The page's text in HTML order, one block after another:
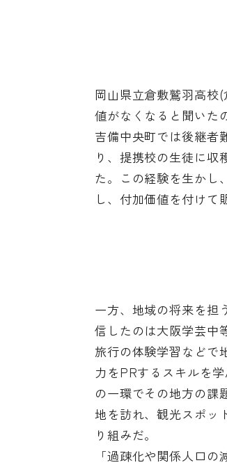
岡山県立倉敷鷲羽高校
値がなくなると聞いた
吉備中央町では後継者
り、提携校の生徒に収
た。この経験を生かし
し、付加価値を付けて
一方、地域の将来を担
信したのは大阪学芸中
旅行の体験学習などで
力をPRするスキルを
の一環でその地方の課
地を訪れ、観光スポッ
り組みだ。
「過疎化や関係人口